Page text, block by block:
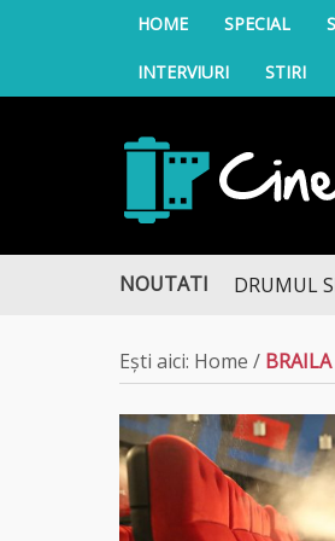
HOME SPECIAL
INTERVIURI STIRI
CineAmator
NOUTATIDRUMUL
Ești aici: Home /